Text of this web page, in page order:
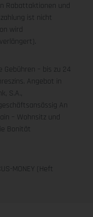
Rabattaktionen und
ist nicht
wird
Gebühren – bis zu 24
Angebot in
S.A.,
An
– Wohnsitz und
Bonität
MONEY (Heft